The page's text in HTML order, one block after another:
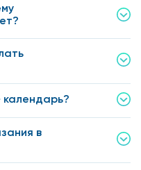
календарь?
в